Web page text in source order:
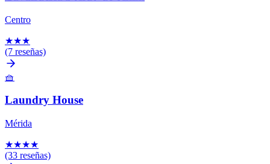
Centro
★★★
(7 reseñas)
🧺
Laundry House
Mérida
★★★★
(33 reseñas)